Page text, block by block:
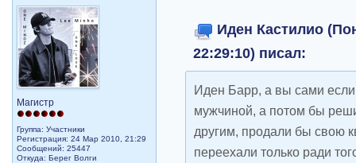
Магистр
Группа: Участники
Регистрация: 24 Мар 2010, 21:29
Сообщений: 25447
Откуда: Берег Волги
Иден Кастилио
22:29:10) писал:
Иден Барр, а вы сами
мужчиной, а потом бы
другим, продали бы свою
переехали только ради